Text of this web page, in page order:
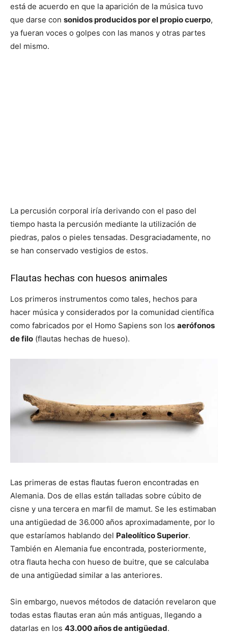
está de acuerdo en que la aparición de la música tuvo
que darse con sonidos producidos por el propio cuerpo,
ya fueran voces o golpes con las manos y otras partes
del mismo.
La percusión corporal iría derivando con el paso del
tiempo hasta la percusión mediante la utilización de
piedras, palos o pieles tensadas. Desgraciadamente, no
se han conservado vestigios de estos.
Flautas hechas con huesos animales
Los primeros instrumentos como tales, hechos para
hacer música y considerados por la comunidad científica
como fabricados por el Homo Sapiens son los aerófonos
de filo (flautas hechas de hueso).
Las primeras de estas flautas fueron encontradas en
Alemania. Dos de ellas están talladas sobre cúbito de
cisne y una tercera en marfil de mamut. Se les estimaban
una antigüedad de 36.000 años aproximadamente, por lo
que estaríamos hablando del Paleolítico Superior.
También en Alemania fue encontrada, posteriormente,
otra flauta hecha con hueso de buitre, que se calculaba
de una antigüedad similar a las anteriores.
Sin embargo, nuevos métodos de datación revelaron que
todas estas flautas eran aún más antiguas, llegando a
datarlas en los 43.000 años de antigüedad.